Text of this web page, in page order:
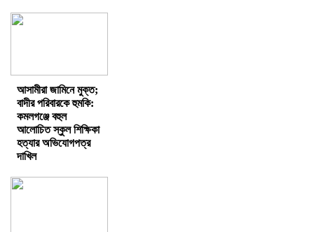
আসামীরা জামিনে মুক্ত;
বাদীর পরিবারকে হুমকি:
কমলগঞ্জে বহুল
আলোচিত স্কুল শিক্ষিকা
হত্যার অভিযোগপত্র
দাখিল